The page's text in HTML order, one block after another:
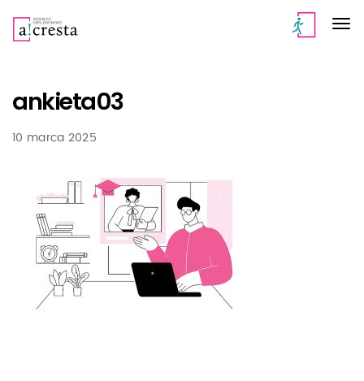
ankieta03
10 marca 2025